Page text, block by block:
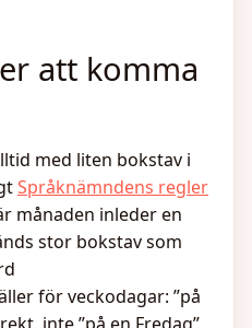
att komma
med liten bokstav i
Språknämndens regler
månaden inleder en
stor bokstav som
för veckodagar: ”på